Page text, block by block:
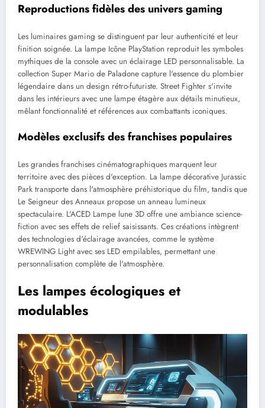
Reproductions fidèles des univers gaming
Les luminaires gaming se distinguent par leur authenticité et leur
finition soignée. La lampe Icône PlayStation reproduit les symboles
mythiques de la console avec un éclairage LED personnalisable. La
collection Super Mario de Paladone capture l'essence du plombier
légendaire dans un design rétro-futuriste. Street Fighter s'invite
dans les intérieurs avec une lampe étagère aux détails minutieux,
mêlant fonctionnalité et références aux combattants iconiques.
Modèles exclusifs des franchises populaires
Les grandes franchises cinématographiques marquent leur
territoire avec des pièces d'exception. La lampe décorative Jurassic
Park transporte dans l'atmosphère préhistorique du film, tandis que
Le Seigneur des Anneaux propose un anneau lumineux
spectaculaire. L'ACED Lampe lune 3D offre une ambiance science-
fiction avec ses effets de relief saisissants. Ces créations intègrent
des technologies d'éclairage avancées, comme le système
WREWING Light avec ses LED empilables, permettant une
personnalisation complète de l'atmosphère.
Les lampes écologiques et
modulables